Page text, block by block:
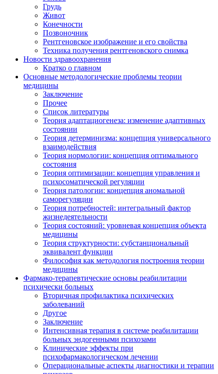
Грудь
Живот
Конечности
Позвоночник
Рентгеновское изображение и его свойства
Техника получения рентгеновского снимка
Новости здравоохранения
Кратко о главном
Основные методологические проблемы теории
медицины
Заключение
Прочее
Список литературы
Теория адаптациогенеза: изменение адаптивных
состоянии
Теория детерминизма: концепция универсального
взаимодействия
Теория нормологии: концепция оптимального
состояния
Теория оптимизации: концепция управления и
психосоматической регуляции
Теория патологии: концепция аномальной
саморегуляции
Теория потребностей: интегральный фактор
жизнедеятельности
Теория состояний: уровневая концепция объекта
медицины
Теория структурности: субстанциональный
эквивалент функции
Философия как методология построения теории
медицины
Фармако-терапевтические основы реабилитации
психически больных
Вторичная профилактика психических
заболеваний
Другое
Заключение
Интенсивная терапия в системе реабилитации
больных эндогенными психозами
Клинические эффекты при
психофармакологическом лечении
Операциональные аспекты диагностики и терапии